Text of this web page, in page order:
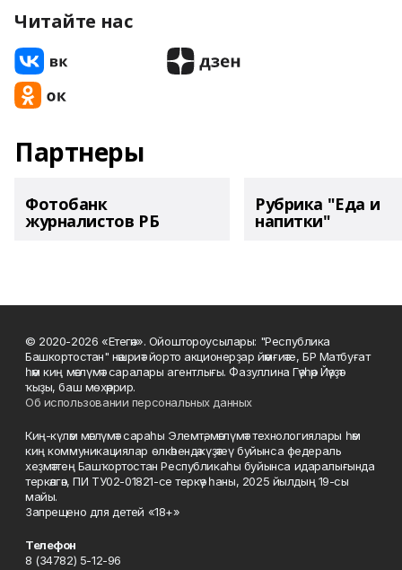
Читайте нас
Партнеры
Фотобанк
журналистов РБ
Рубрика "Еда и
напитки"
© 2020-2026 «Етегән». Ойоштороусылары: "Республика
Башкортостан" нәшриәт йорто акционерҙар йәмғиәте, БР Матбуғат
һәм киң мәғлүмәт саралары агентлығы. Фазуллина Гәүһәр Йәүҙәт
ҡыҙы, баш мөхәррир.
Об использовании персональных данных
Киң-күләм мәғлүмәт сараһы Элемтә, мәғлүмәт технологиялары һәм
киң коммуникациялар өлкәһендә күҙәтеү буйынса федераль
хеҙмәттең Башҡортостан Республикаһы буйынса идаралығында
теркәлгән, ПИ ТУ02-01821-се теркәү һаны, 2025 йылдың 19-сы
майы.
Запрещено для детей «18+»
Телефон
8 (34782) 5-12-96